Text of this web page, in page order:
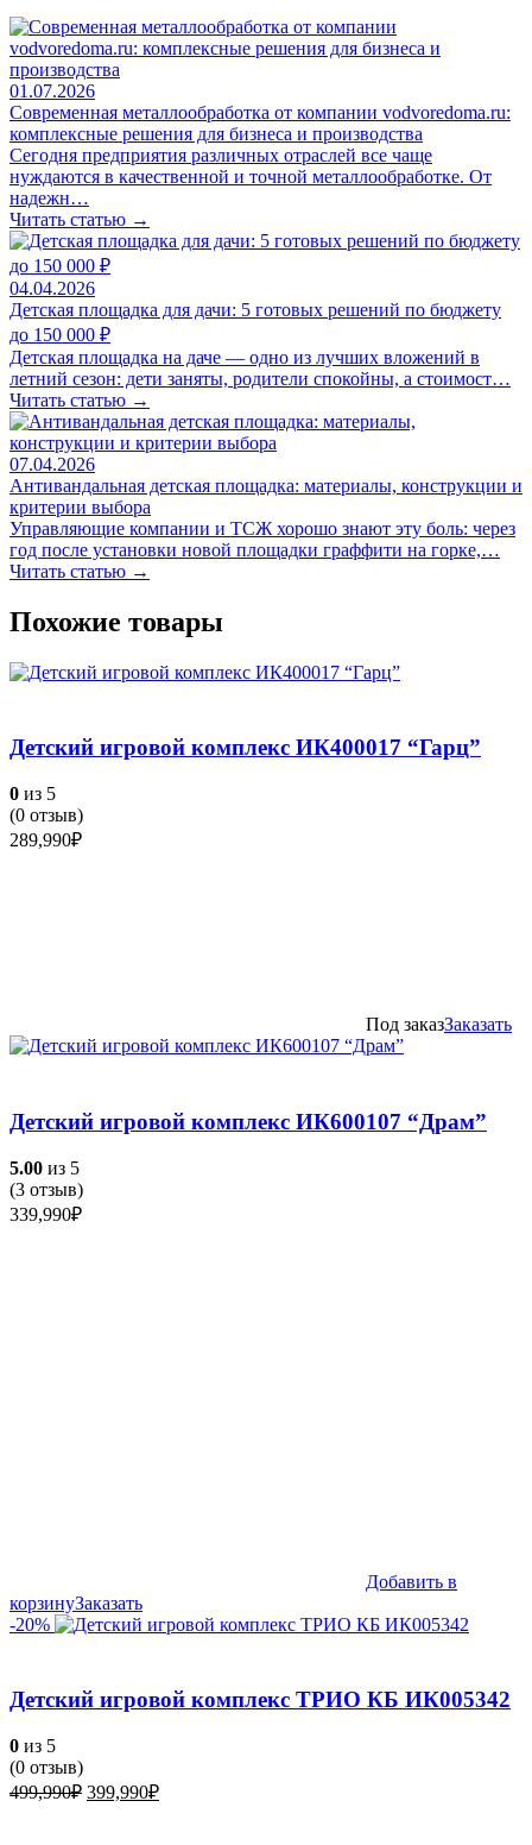
01.07.2026
Современная металлообработка от компании vodvoredoma.ru:
комплексные решения для бизнеса и производства
Сегодня предприятия различных отраслей все чаще
нуждаются в качественной и точной металлообработке. От
надежн…
Читать статью →
04.04.2026
Детская площадка для дачи: 5 готовых решений по бюджету
до 150 000 ₽
Детская площадка на даче — одно из лучших вложений в
летний сезон: дети заняты, родители спокойны, а стоимост…
Читать статью →
07.04.2026
Антивандальная детская площадка: материалы, конструкции и
критерии выбора
Управляющие компании и ТСЖ хорошо знают эту боль: через
год после установки новой площадки граффити на горке,…
Читать статью →
Похожие товары
Детский игровой комплекс ИК400017 “Гарц”
0 из 5
(0 отзыв)
289,990₽
Под заказЗаказать
Детский игровой комплекс ИК600107 “Драм”
5.00 из 5
(3 отзыв)
339,990₽
Добавить в
корзинуЗаказать
-20%
Детский игровой комплекс ТРИО КБ ИК005342
0 из 5
(0 отзыв)
499,990₽ Первоначальная
399,990₽Текущая